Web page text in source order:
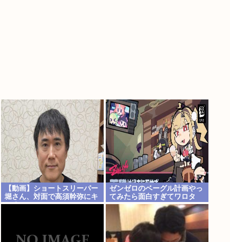
【動画】ショートスリーパー
堀さん、対面で高須幹弥にキ
レる
ゼンゼロのベーグル計画やっ
てみたら面白すぎてワロタ
www